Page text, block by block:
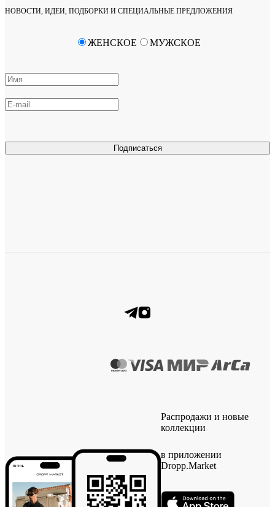
НОВОСТИ, ИДЕИ, ПОДБОРКИ И СПЕЦИАЛЬНЫЕ ПРЕДЛОЖЕНИЯ
Подписаться
ЖЕНСКОЕ МУЖСКОЕ
Распродажи и новые
коллекции
в приложении
Dropp.Market